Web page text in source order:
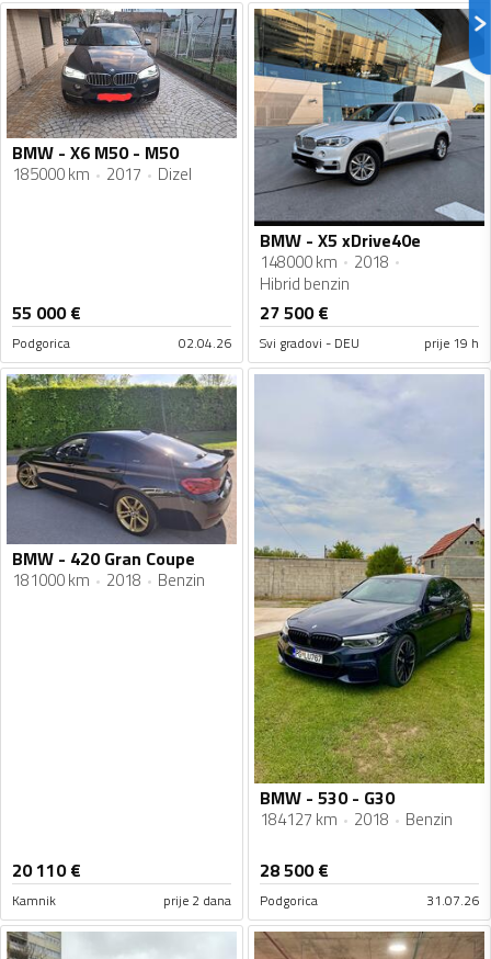
BMW - X6 M50 - M50
185000 km 2017 Dizel
55 000€
Podgorica 02.04.26
BMW - X5 xDrive40e
148000 km
2018
Hibrid benzin
27 500€
Svi gradovi - DEU prije 19 h
BMW - 420 Gran Coupe
181000 km 2018 Benzin
20 110€
Kamnik prije 2 dana
BMW - 530 - G30
184127 km 2018 Benzin
28 500€
Podgorica 31.07.26